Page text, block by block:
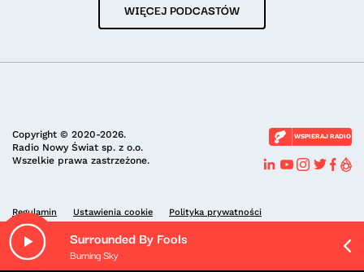
Surrounded By Fools
Burning Sky
WIĘCEJ PODCASTÓW
Copyright © 2020-2026.
Radio Nowy Świat sp. z o.o.
Wszelkie prawa zastrzeżone.
WSPIERAJ RADIO
Regulamin Ustawienia cookie Polityka prywatności